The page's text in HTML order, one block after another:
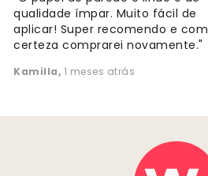
qualidade ímpar. Muito fácil de
aplicar! Super recomendo e com
certeza comprarei novamente."
Kamilla, 1 meses atrás